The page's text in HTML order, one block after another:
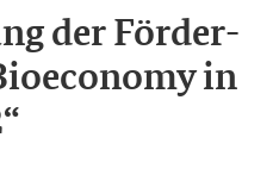
der För­der­
in